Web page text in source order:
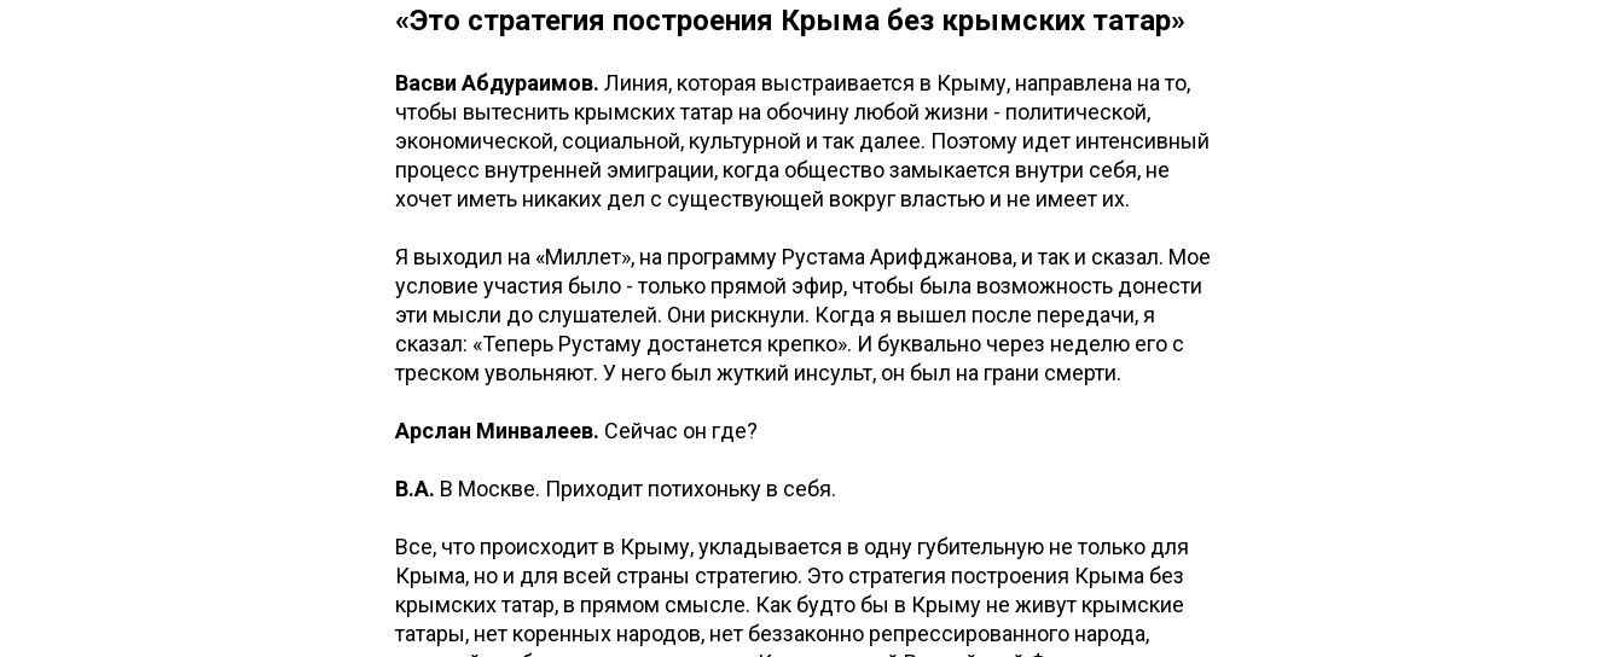
«Это стратегия построения Крыма без крымских татар»
Васви Абдураимов. Линия, которая выстраивается в Крыму, направлена на то,
чтобы вытеснить крымских татар на обочину любой жизни - политической,
экономической, социальной, культурной и так далее. Поэтому идет интенсивный
процесс внутренней эмиграции, когда общество замыкается внутри себя, не
хочет иметь никаких дел с существующей вокруг властью и не имеет их.
Я выходил на «Миллет», на программу Рустама Арифджанова, и так и сказал. Мое
условие участия было - только прямой эфир, чтобы была возможность донести
эти мысли до слушателей. Они рискнули. Когда я вышел после передачи, я
сказал: «Теперь Рустаму достанется крепко». И буквально через неделю его с
треском увольняют. У него был жуткий инсульт, он был на грани смерти.
Арслан Минвалеев. Сейчас он где?
В.А. В Москве. Приходит потихоньку в себя.
Все, что происходит в Крыму, укладывается в одну губительную не только для
Крыма, но и для всей страны стратегию. Это стратегия построения Крыма без
крымских татар, в прямом смысле. Как будто бы в Крыму не живут крымские
татары, нет коренных народов, нет беззаконно репрессированного народа,